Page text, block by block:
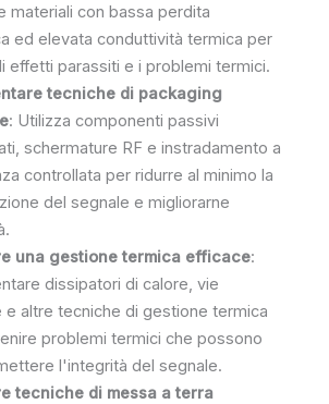
materiali con bassa perdita
ed elevata conduttività termica per
effetti parassiti e i problemi termici.
tecniche di packaging
: Utilizza componenti passivi
schermature RF e instradamento a
controllata per ridurre al minimo la
del segnale e migliorarne
una gestione termica efficace:
dissipatori di calore, vie
e altre tecniche di gestione termica
problemi termici che possono
l'integrità del segnale.
tecniche di messa a terra